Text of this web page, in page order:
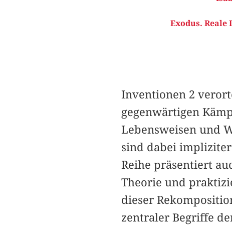
Exodus.
Inventionen 2
gegenwärtigen
Lebensweisen und
sind dabei
Reihe präsentiert
Theorie und
dieser
zentraler Begriffe